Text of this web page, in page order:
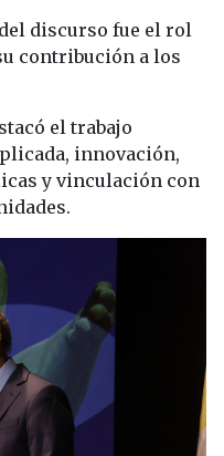
discurso fue el rol
contribución a los
el trabajo
innovación,
y vinculación con